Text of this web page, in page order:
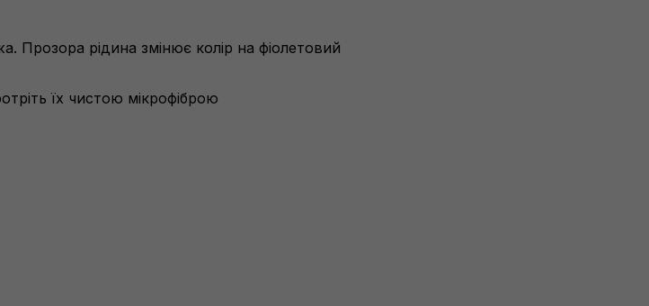
Прозора рідина змінює колір на фіолетовий
їх чистою мікрофіброю